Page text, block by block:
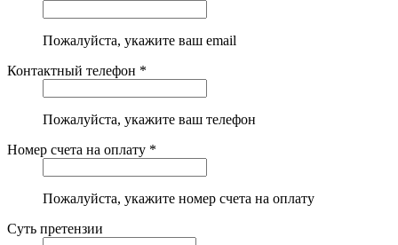
Пожалуйста, укажите ваш email
Контактный телефон *
Пожалуйста, укажите ваш телефон
Номер счета на оплату *
Пожалуйста, укажите номер счета на оплату
Суть претензии